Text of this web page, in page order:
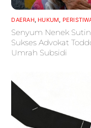
DAERAH, HUKUM,
Senyum Nenek
Sukses Advokat
Umrah Subsidi